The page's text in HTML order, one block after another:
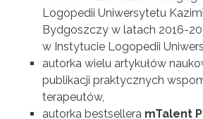
Logopedii Uniwersytetu
Bydgoszczy w latach 2016-
w Instytucie Logopedii
autorka wielu artykułów
publikacji praktycznych
terapeutów,
autorka bestsellera mTalent